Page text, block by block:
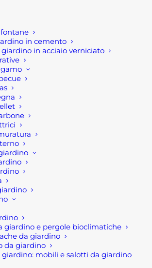
in cemento
in acciaio verniciato
giardino e pergole bioclimatiche
da giardino
da giardino
mobili e salotti da giardino
CURA DEI LAVELLI IN CEMENTO
DA GIARDINO ALLUNGABILE
€
GIARDINO QUADRATO
PANTHER
DA ESTERNO COMPATTA
LITE SERIES 300